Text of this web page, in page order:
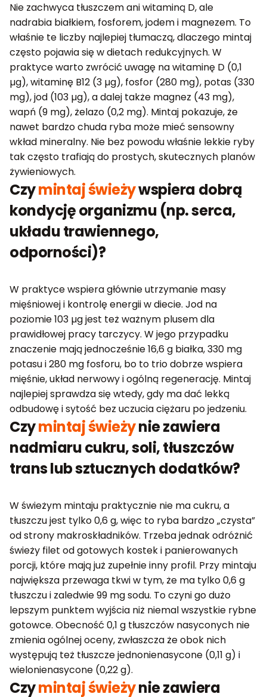
Nie zachwyca tłuszczem ani witaminą D, ale
nadrabia białkiem, fosforem, jodem i magnezem. To
właśnie te liczby najlepiej tłumaczą, dlaczego mintaj
często pojawia się w dietach redukcyjnych. W
praktyce warto zwrócić uwagę na witaminę D (0,1
µg), witaminę B12 (3 µg), fosfor (280 mg), potas (330
mg), jod (103 µg), a dalej także magnez (43 mg),
wapń (9 mg), żelazo (0,2 mg). Mintaj pokazuje, że
nawet bardzo chuda ryba może mieć sensowny
wkład mineralny. Nie bez powodu właśnie lekkie ryby
tak często trafiają do prostych, skutecznych planów
żywieniowych.
Czymintaj świeżywspiera dobrą
kondycję organizmu (np. serca,
układu trawiennego,
odporności)?
W praktyce wspiera głównie utrzymanie masy
mięśniowej i kontrolę energii w diecie. Jod na
poziomie 103 µg jest też ważnym plusem dla
prawidłowej pracy tarczycy. W jego przypadku
znaczenie mają jednocześnie 16,6 g białka, 330 mg
potasu i 280 mg fosforu, bo to trio dobrze wspiera
mięśnie, układ nerwowy i ogólną regenerację. Mintaj
najlepiej sprawdza się wtedy, gdy ma dać lekką
odbudowę i sytość bez uczucia ciężaru po jedzeniu.
Czymintaj świeżynie zawiera
nadmiaru cukru, soli, tłuszczów
trans lub sztucznych dodatków?
W świeżym mintaju praktycznie nie ma cukru, a
tłuszczu jest tylko 0,6 g, więc to ryba bardzo „czysta”
od strony makroskładników. Trzeba jednak odróżnić
świeży filet od gotowych kostek i panierowanych
porcji, które mają już zupełnie inny profil. Przy mintaju
największa przewaga tkwi w tym, że ma tylko 0,6 g
tłuszczu i zaledwie 99 mg sodu. To czyni go dużo
lepszym punktem wyjścia niż niemal wszystkie rybne
gotowce. Obecność 0,1 g tłuszczów nasyconych nie
zmienia ogólnej oceny, zwłaszcza że obok nich
występują też tłuszcze jednonienasycone (0,11 g) i
wielonienasycone (0,22 g).
Czymintaj świeżynie zawiera